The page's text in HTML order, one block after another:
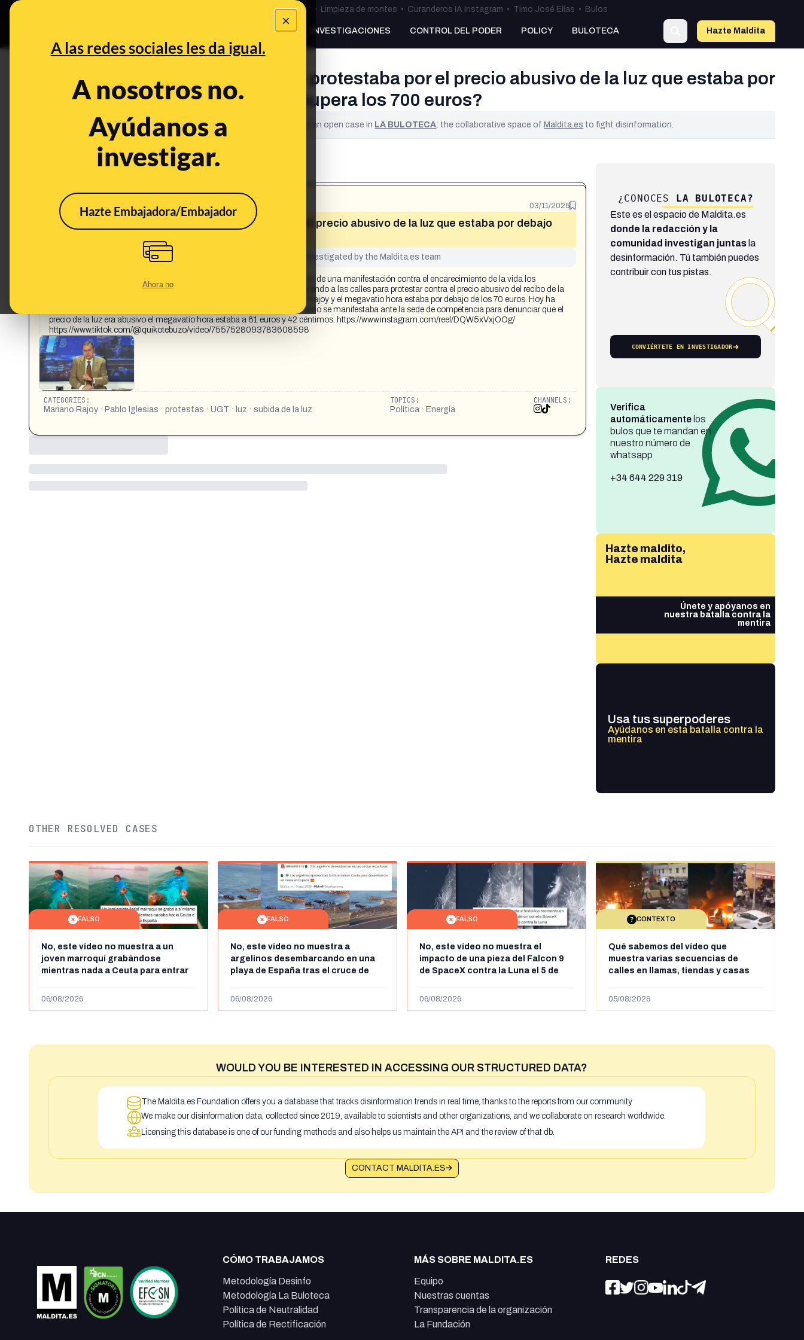
×
A las redes sociales les da igual.
A nosotros no.
Ayúdanos a
investigar.
Hazte Embajadora/Embajador
Ahora no
Bulos Ceuta • Limpieza de montes • Curanderos IA Instagram • Timo José Elías • Bulos
PREBUNKING INVESTIGACIONES CONTROL DEL PODER POLICY BULOTECA Hazte Maldita
¿Durante el gobierno de Rajoy, se protestaba por el precio abusivo de la luz que estaba por
debajo de los 70 euros, pero hoy supera los 700 euros?
This content has NOT yet been verified. It is an open case in LA BULOTECA: the collaborative space ofMaldita.es to fight disinformation.
What's being said: 03/11/2025
«Durante el gobierno de Rajoy, se protestaba por el precio abusivo de la luz que estaba por debajo
This content has not yet been investigated by the Maldita.es team
[Transcripción vídeo] Vean estas imágenes que les vamos a mostrar: son de una manifestación contra el encarecimiento de la vida los
partidos de la oposición y los sindicatos Comisiones Obreras y UGT saliendo a las calles para protestar contra el precio abusivo del recibo de la
luz. Pero no, no ha sido hoy. Fue en febrero de 2017, gobernaba Mariano Rajoy y el megavatio hora estaba por debajo de los 70 euros. Hoy ha
superado los 700 euro. En abril de 2018, Pablo Iglesias megáfono en mano se manifestaba ante la sede de competencia para denunciar que el
precio de la luz era abusivo el megavatio hora estaba a 61 euros y 42 céntimos. https://www.instagram.com/reel/DQW5xVxjOOg/
https://www.tiktok.com/@quikotebuzo/video/7557528093783608598
CATEGORIES:
Mariano Rajoy · Pablo Iglesias · protestas · UGT · luz · subida de la luz
TOPICS:
Política · Energía
CHANNELS:
¿CONOCES LA BULOTECA?
Este es el espacio de Maldita.es
donde la redacción y la
comunidad investigan juntasla
desinformación. Tú también puedes
contribuir con tus pistas.
CONVIÉRTETE EN INVESTIGADOR
Verifica
automáticamentelos
bulos que te mandan en
nuestro número de
whatsapp
+34 644 229 319
Hazte maldito,
Hazte maldita
Únete y apóyanos en
nuestra batalla contra la
mentira
Usa tus superpoderes
Ayúdanos en esta batalla contra la
mentira
OTHER RESOLVED CASES
FALSO
No, este vídeo no muestra a un
joven marroquí grabándose
mientras nada a Ceuta para entrar
más de 450km de Ceuta y el autor lo
06/08/2026
FALSO
No, este vídeo no muestra a
argelinos desembarcando en una
playa de España tras el cruce de
de julio de 2026: son imágenes de
06/08/2026
FALSO
No, este vídeo no muestra el
impacto de una pieza del Falcon 9
de SpaceX contra la Luna el 5 de
menos abril de 2026
06/08/2026
CONTEXTO
Qué sabemos del vídeo que
muestra varias secuencias de
calles en llamas, tiendas y casas
supuestamente en España tras la
05/08/2026
WOULD YOU BE INTERESTED IN ACCESSING OUR STRUCTURED DATA?
The Maldita.es Foundation offers you a database that tracks disinformation trends in real time, thanks to the reports from our community
We make our disinformation data, collected since 2019, available to scientists and other organizations, and we collaborate on research worldwide.
Licensing this database is one of our funding methods and also helps us maintain the API and the review of that db.
CONTACT MALDITA.ES
CÓMO TRABAJAMOS
Metodología Desinfo
Metodología La Buloteca
Política de Neutralidad
Política de Rectificación
MÁS SOBRE MALDITA.ES
Equipo
Nuestras cuentas
Transparencia de la organización
La Fundación
REDES